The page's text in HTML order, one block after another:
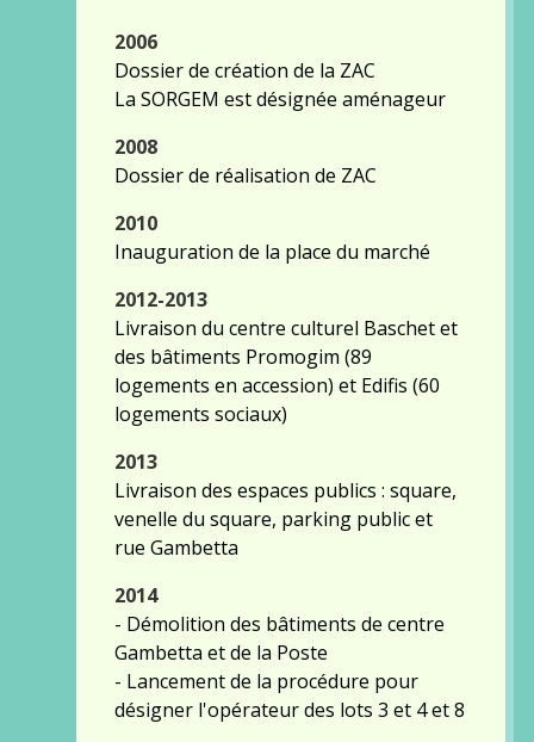
2006
Dossier de création de la ZAC
La SORGEM est désignée aménageur
2008
Dossier de réalisation de ZAC
2010
Inauguration de la place du marché
2012-2013
Livraison du centre culturel Baschet et
des bâtiments Promogim (89
logements en accession) et Edifis (60
logements sociaux)
2013
Livraison des espaces publics : square,
venelle du square, parking public et
rue Gambetta
2014
- Démolition des bâtiments de centre
Gambetta et de la Poste
- Lancement de la procédure pour
désigner l'opérateur des lots 3 et 4 et 8